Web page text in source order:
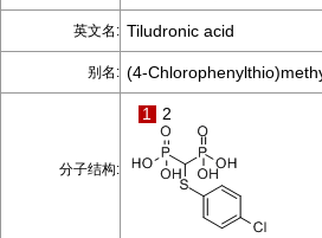
英文名: Tiludronic acid
别名: (4-
分子结构:
1 2